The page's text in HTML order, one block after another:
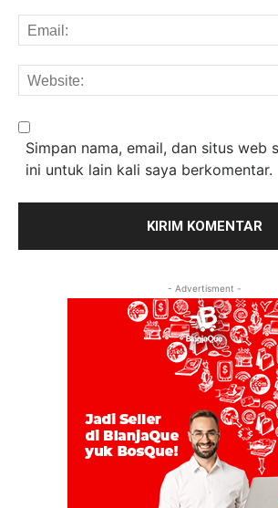
Simpan nama, email, dan situs web
ini untuk lain kali saya berkomentar.
- Advertisment -